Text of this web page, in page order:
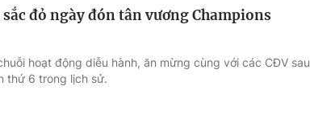
đỏ ngày đón tân vương Champions
hoạt động diễu hành, ăn mừng cùng với các CĐV sau
thứ 6 trong lịch sử.